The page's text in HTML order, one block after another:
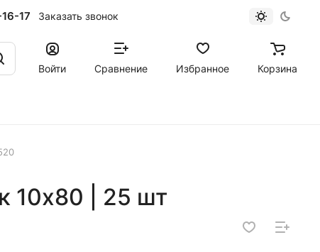
17 Заказать звонок
Войти Сравнение Избранное Корзина
10х80 | 25 шт